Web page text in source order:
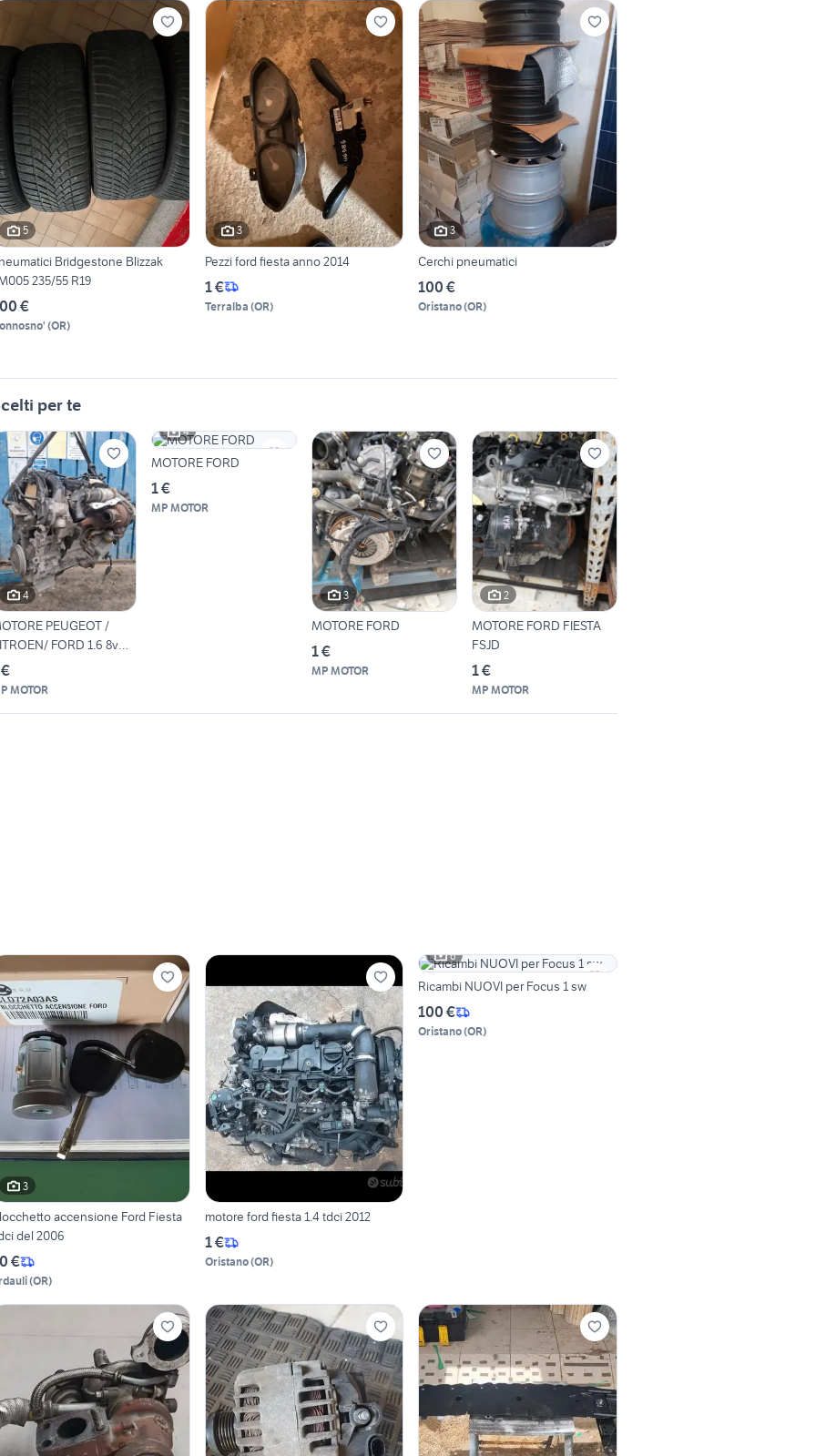
5
Bridgestone Blizzak
235/55 R19
€
(OR)
3
Pezzi ford fiesta anno 2014
1 €
Terralba (OR)
3
Cerchi pneumatici
100 €
Oristano(OR)
per te
4
PEUGEOT /
FORD 1.6 8v
MOTOR
4
MOTORE FORD
1 €
MP MOTOR
3
MOTORE FORD
1 €
MP MOTOR
2
MOTORE FORD FIESTA
FSJD
1 €
MP MOTOR
3
accensione Ford Fiesta
del 2006
€
(OR)
motore ford fiesta 1.4 tdci 2012
1 €
Oristano(OR)
6
Ricambi NUOVI per Focus 1 sw
100 €
Oristano(OR)